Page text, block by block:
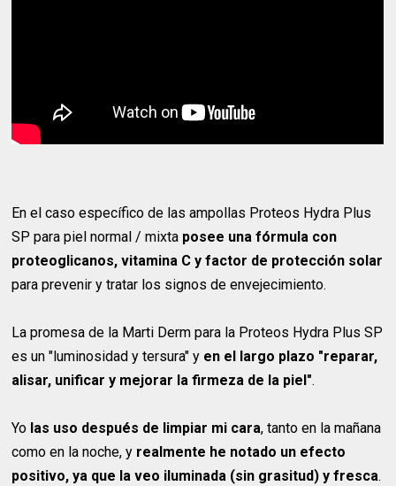
En el caso específico de las ampollas Proteos Hydra Plus
SP para piel normal / mixta posee una fórmula con
proteoglicanos, vitamina C y factor de protección solar
para prevenir y tratar los signos de envejecimiento.
La promesa de la Marti Derm para la Proteos Hydra Plus SP
es un "luminosidad y tersura" y en el largo plazo "reparar,
alisar, unificar y mejorar la firmeza de la piel".
Yo las uso después de limpiar mi cara, tanto en la mañana
como en la noche, y realmente he notado un efecto
positivo, ya que la veo iluminada (sin grasitud) y fresca.